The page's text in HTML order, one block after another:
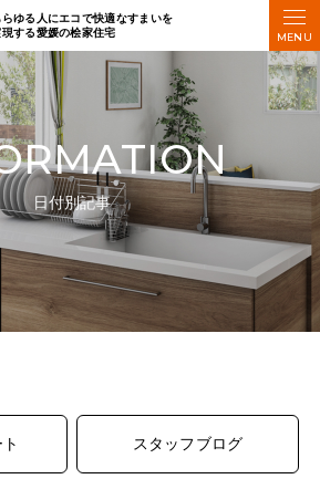
らゆる人にエコで快適なすまいを
現する愛媛の桧家住宅
日付別記事
スタッフブログ